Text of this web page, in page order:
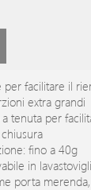
per facilitare il
extra grandi
tenuta per
fino a 40g
in
porta